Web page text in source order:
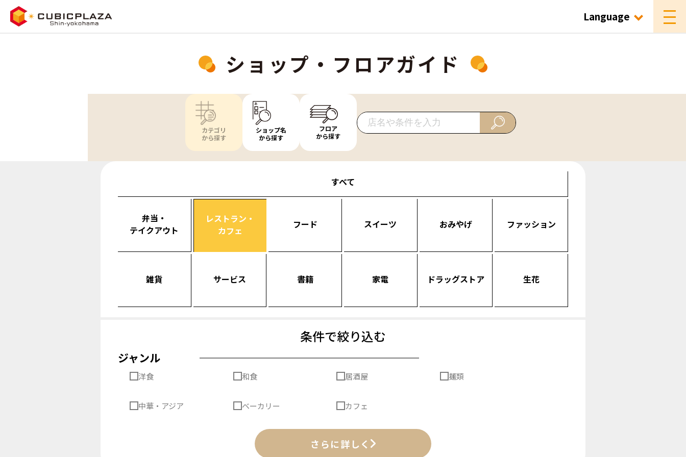
Language
ショップ・フロアガイド
カテゴリ
から探す
ショップ名
から探す
フロア
から探す
すべて
弁当・
テイクアウト
レストラン・
カフェ
フード スイーツ おみやげ ファッション
雑貨 サービス 書籍 家電 ドラッグストア 生花
条件で絞り込む
ジャンル
洋食 和食 居酒屋 麺類
中華・アジア ベーカリー カフェ
さらに詳しく